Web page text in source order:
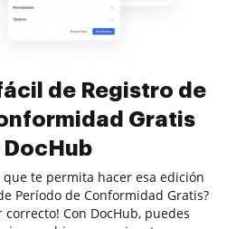
de Registro de
Gratis
te permita hacer esa edición
Período de Conformidad Gratis?
correcto! Con DocHub, puedes